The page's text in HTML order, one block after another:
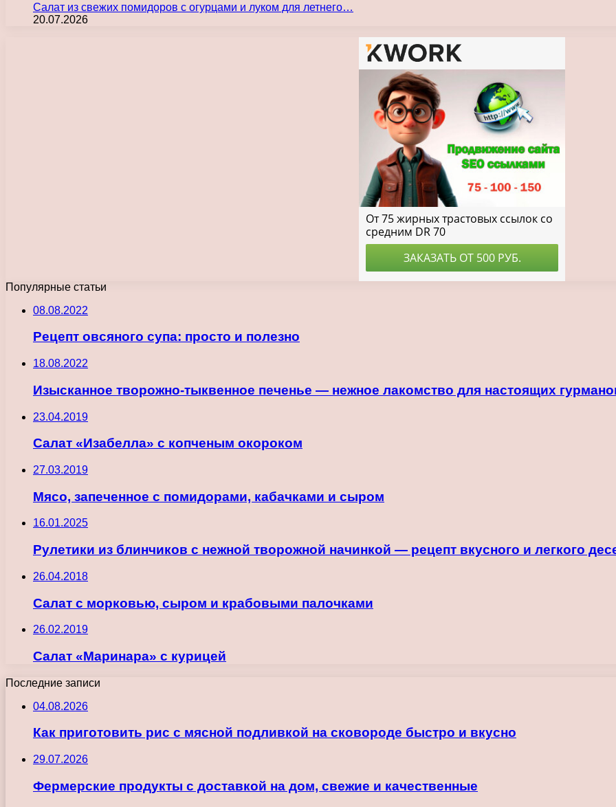
Салат из свежих помидоров с огурцами и луком для летнего…
20.07.2026
Популярные статьи
08.08.2022
Рецепт овсяного супа: просто и полезно
18.08.2022
Изысканное творожно-тыквенное печенье — нежное лакомство для настоящих
23.04.2019
Салат «Изабелла» с копченым окороком
27.03.2019
Мясо, запеченное с помидорами, кабачками и сыром
16.01.2025
Рулетики из блинчиков с нежной творожной начинкой — рецепт вкусного и легкого
26.04.2018
Салат с морковью, сыром и крабовыми палочками
26.02.2019
Салат «Маринара» с курицей
Последние записи
04.08.2026
Как приготовить рис с мясной подливкой на сковороде быстро и вкусно
29.07.2026
Фермерские продукты с доставкой на дом, свежие и качественные